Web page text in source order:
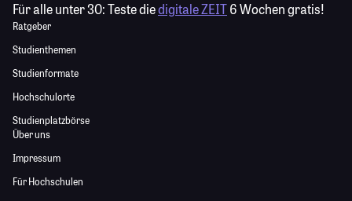
Für alle unter 30:Teste diedigitale ZEIT6 Wochen gratis!
Ratgeber
Studienthemen
Studienformate
Hochschulorte
Studienplatzbörse
Über uns
Impressum
Für Hochschulen